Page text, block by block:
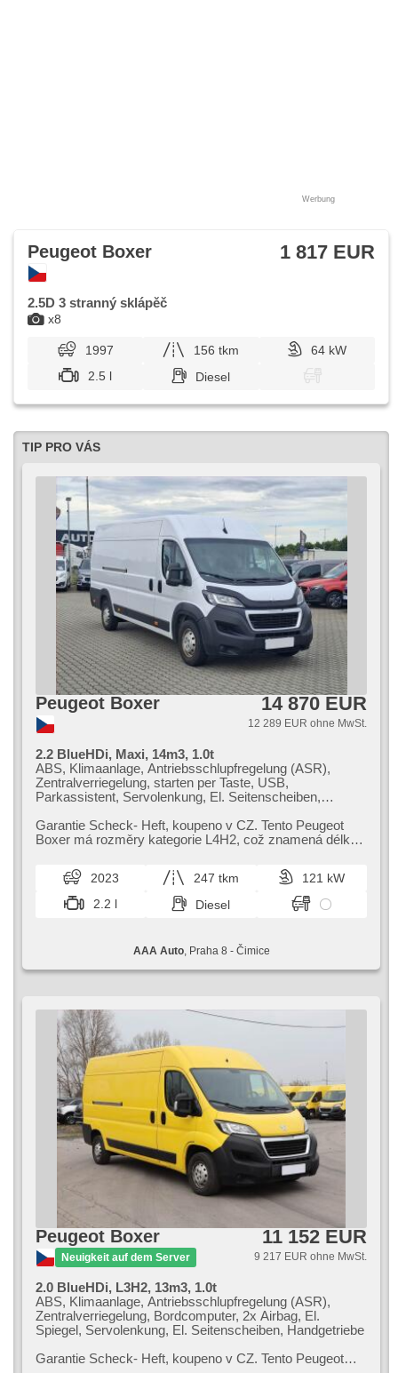
Werbung
x8
Peugeot Boxer 1 817 EUR
2.5D 3 stranný sklápěč
1997 156 tkm
64 kW
2.5 l
Diesel
TIP PRO VÁS
Peugeot Boxer 14 870 EUR
12 289 EUR ohne MwSt.
2.2 BlueHDi, Maxi, 14m3, 1.0t
ABS, Klimaanlage, Antriebsschlupfregelung (ASR),
Zentralverriegelung, starten per Taste, USB,
Parkassistent, Servolenkung, El. Seitenscheiben,
Garantie Scheck​- Heft,​ koupeno v CZ. Tento Peugeot
Boxer má rozměry kategorie L4H2,​ což znamená délku
2023 247 tkm
121 kW
2.2 l
Diesel
AAA Auto, Praha 8 - Čimice
Peugeot Boxer
Neuigkeit auf dem Server
11 152 EUR
9 217 EUR ohne MwSt.
2.0 BlueHDi, L3H2, 13m3, 1.0t
ABS, Klimaanlage, Antriebsschlupfregelung (ASR),
Zentralverriegelung, Bordcomputer, 2x Airbag, El.
Spiegel, Servolenkung, El. Seitenscheiben, Handgetriebe
Garantie Scheck​- Heft,​ koupeno v CZ. Tento Peugeot